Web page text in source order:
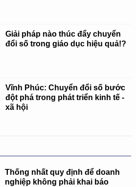
Giải pháp nào thúc đẩy chuyển
đổi số trong giáo dục hiệu quả!?
Vĩnh Phúc: Chuyển đổi số bước
đột phá trong phát triển kinh tế -
xã hội
Thống nhất quy định để doanh
nghiệp không phải khai báo